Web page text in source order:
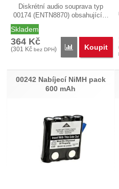
Diskrétní audio souprava typ
00174 (ENTN8870) obsahující…
Skladem
364 Kč
(301 Kč bez DPH) Porovnat
Koupit
00242 Nabíjecí NiMH pack
600 mAh